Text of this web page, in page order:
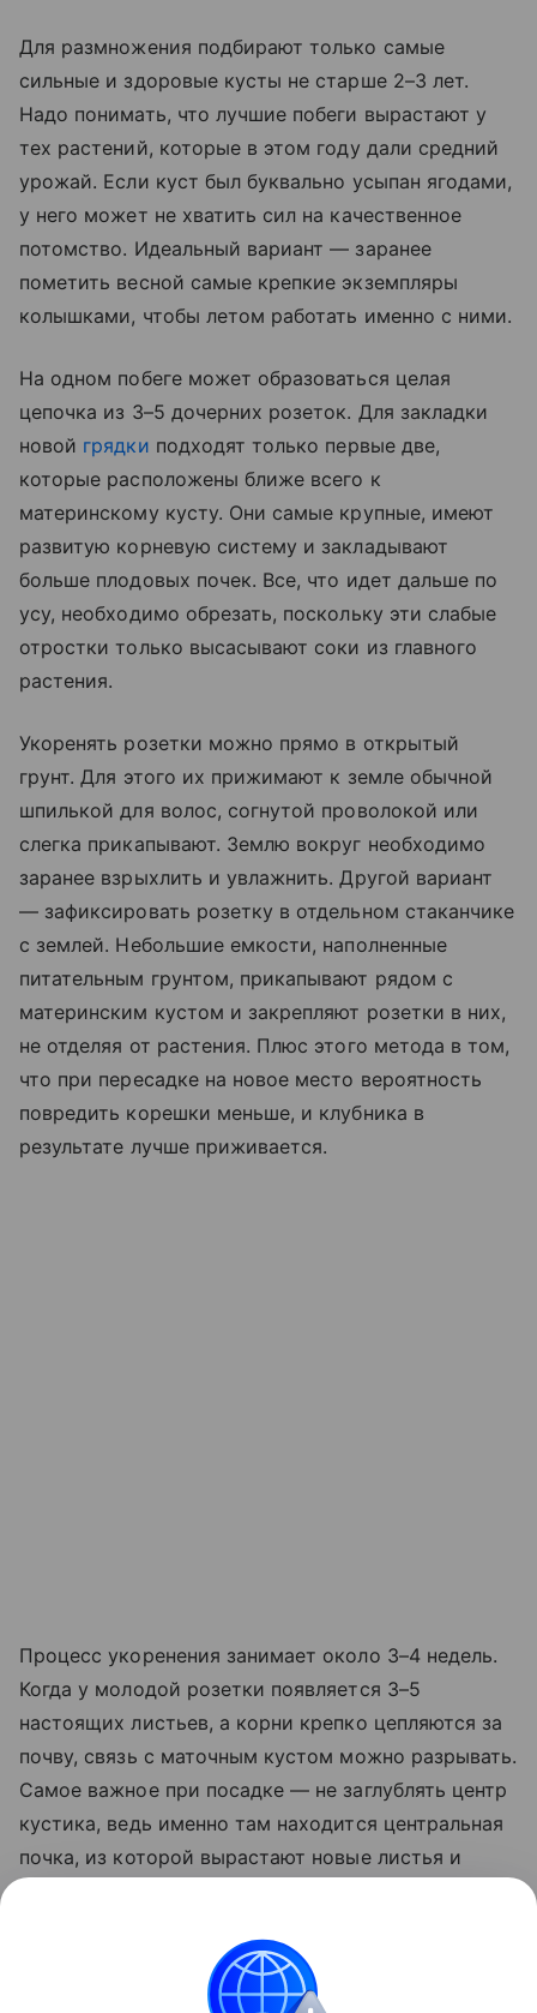
Для размножения подбирают только самые
сильные и здоровые кусты не старше 2–3 лет.
Надо понимать, что лучшие побеги вырастают у
тех растений, которые в этом году дали средний
урожай. Если куст был буквально усыпан ягодами,
у него может не хватить сил на качественное
потомство. Идеальный вариант — заранее
пометить весной самые крепкие экземпляры
колышками, чтобы летом работать именно с ними.
На одном побеге может образоваться целая
цепочка из 3–5 дочерних розеток. Для закладки
новой грядки подходят только первые две,
которые расположены ближе всего к
материнскому кусту. Они самые крупные, имеют
развитую корневую систему и закладывают
больше плодовых почек. Все, что идет дальше по
усу, необходимо обрезать, поскольку эти слабые
отростки только высасывают соки из главного
растения.
Укоренять розетки можно прямо в открытый
грунт. Для этого их прижимают к земле обычной
шпилькой для волос, согнутой проволокой или
слегка прикапывают. Землю вокруг необходимо
заранее взрыхлить и увлажнить. Другой вариант
— зафиксировать розетку в отдельном стаканчике
с землей. Небольшие емкости, наполненные
питательным грунтом, прикапывают рядом с
материнским кустом и закрепляют розетки в них,
не отделяя от растения. Плюс этого метода в том,
что при пересадке на новое место вероятность
повредить корешки меньше, и клубника в
результате лучше приживается.
Процесс укоренения занимает около 3–4 недель.
Когда у молодой розетки появляется 3–5
настоящих листьев, а корни крепко цепляются за
почву, связь с маточным кустом можно разрывать.
Самое важное при посадке — не заглублять центр
кустика, ведь именно там находится центральная
почка, из которой вырастают новые листья и
почвой — растение сгниет, если оставить
слишком высоко — вымерзнет зимой.